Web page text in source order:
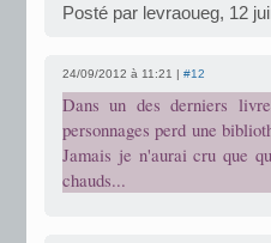
Posté par levraoueg, 12
24/09/2012 à 11:21 | #12
Dans un des derniers
personnages perd une
Jamais je n'aurai cru que
chauds...